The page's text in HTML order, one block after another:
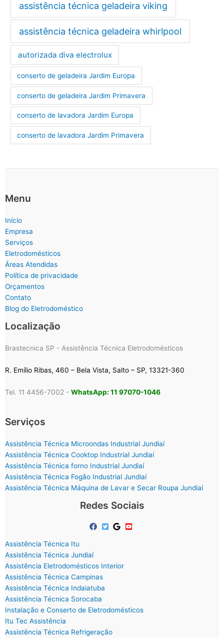
assistência técnica geladeira viking
assistência técnica geladeira whirlpool
autorizada diva electrolux
conserto de geladeira Jardim Europa
conserto de geladeira Jardim Primavera
conserto de lavadora Jardim Europa
conserto de lavadora Jardim Primavera
Menu
Início
Empresa
Serviços
Eletrodomésticos
Áreas Atendidas
Política de privacidade
Orçamentos
Contato
Blog do Eletrodoméstico
Localização
Brastecnica SP - Assistência Técnica Eletrodomésticos
R. Emílio Ribas, 460 – Bela Vista, Salto – SP, 13321-360
Tel. 11 4456-7002 - WhatsApp: 11 97070-1046
Serviços
Assistência Técnica Microondas Industrial Jundiaí
Assistência Técnica Cooktop Industrial Jundiaí
Assistência Técnica forno Industrial Jundiaí
Assistência Técnica Fogão Industrial Jundiaí
Assistência Técnica Máquina de Lavar e Secar Roupa Jundiaí
Redes Sociais
Assistência Técnica Itu
Assistência Técnica Jundiaí
Assistência Eletrodomésticos Interior
Assistência Técnica Campinas
Assistência Técnica Indaiatuba
Assistência Técnica Sorocaba
Instalação e Conserto de Eletrodomésticos
Itu Tec Assistência
Assistência Técnica Refrigeração